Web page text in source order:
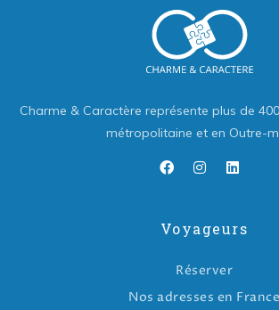
Charme & Caractère représente plus de
métropolitaine et en Outre-
Voyageurs
Réserver
Nos adresses en France